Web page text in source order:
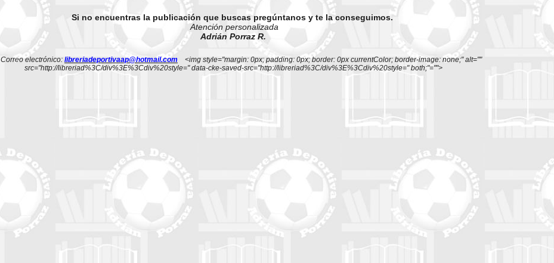
Si no encuentras la publicación que buscas pregúntanos y te la conseguimos.
Atención personalizada
Adrián Porraz R.
Correo electrónico: libreriadeportivaap@hotmail.com <img style="margin: 0px; padding: 0px; border: 0px currentColor; border-image: none;" alt=""
src="http://libreriad%3C/div%3E%3Cdiv%20style=" data-cke-saved-src="http://libreriad%3C/div%3E%3Cdiv%20style=" both;"="">